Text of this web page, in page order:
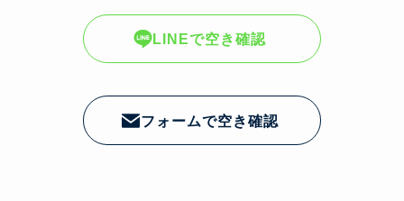
LINEで空き確認
フォームで空き確認